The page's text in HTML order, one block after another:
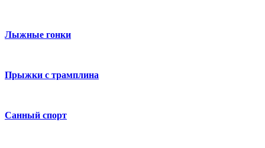
Лыжные гонки
Прыжки с трамплина
Санный спорт